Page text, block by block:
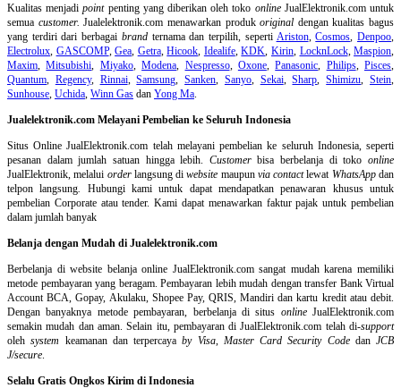
Kualitas menjadipointpenting yang diberikan oleh toko onlineJualElektronik.com untuk
semua customer. Jualelektronik.com menawarkan produkoriginal dengan kualitas bagus
yang terdiri dari berbagai brandternama dan terpilih, seperti Ariston,Cosmos ,Denpoo
Electrolux GASCOMP,Gea Getra,Hicook Idealife,KDK Kirin, LocknLock,Maspion
Maxim ,Mitsubishi Miyako,Modena Nespresso, Oxone,Panasonic Philips, Pisces
Quantum
Regency, Rinnai,Samsung ,Sanken Sanyo, Sekai,Sharp ,Shimizu ,Stein
Sunhouse Uchida Winn Gas dan Yong Ma
Jualelektronik.com Melayani Pembelian ke Seluruh Indonesia
Situs Online JualElektronik.com telah melayani pembelian ke seluruh Indonesia, seperti
pesanan dalam jumlah satuan hingga lebih. Customerbisa berbelanja di tokoonline
JualElektronik, melalui orderlangsung diwebsite maupun via contactlewat WhatsAppdan
telpon langsung
Hubungi kami untuk dapat mendapatkan penawaran khusus untuk
pembelian Corporate atau tender. Kami dapat menawarkan faktur pajak untuk pembelian
dalam jumlah banyak
Belanja dengan Mudah di Jualelektronik.com
Berbelanja diwebsite belanja online JualElektronik.com sangat mudah karena memiliki
metode pembayaran yang beragam. Pembayaran lebih mudah dengan transfer Bank Virtual
Account BCA, Gopay, Akulaku, Shopee Pay, QRIS, Mandiri dan kartu kredit atau debit.
Dengan banyaknya metode pembayaran, berbelanja di situs onlineJualElektronik.com
semakin mudah dan aman. Selain itu, pembayaran di JualElektronik.com telah di-support
olehsystem keamanan dan terpercayaby Visa, Master Card Security Codedan JCB
J/secure
Selalu Gratis Ongkos Kirim di Indonesia